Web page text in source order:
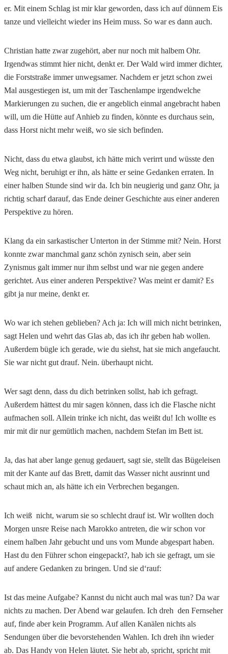
er. Mit einem Schlag ist mir klar geworden, dass ich auf dünnem Eis
tanze und vielleicht wieder ins Heim muss. So war es dann auch.
Christian hatte zwar zugehört, aber nur noch mit halbem Ohr.
Irgendwas stimmt hier nicht, denkt er. Der Wald wird immer dichter,
die Forststraße immer unwegsamer. Nachdem er jetzt schon zwei
Mal ausgestiegen ist, um mit der Taschenlampe irgendwelche
Markierungen zu suchen, die er angeblich einmal angebracht haben
will, um die Hütte auf Anhieb zu finden, könnte es durchaus sein,
dass Horst nicht mehr weiß, wo sie sich befinden.
Nicht, dass du etwa glaubst, ich hätte mich verirrt und wüsste den
Weg nicht, beruhigt er ihn, als hätte er seine Gedanken erraten. In
einer halben Stunde sind wir da. Ich bin neugierig und ganz Ohr, ja
richtig scharf darauf, das Ende deiner Geschichte aus einer anderen
Perspektive zu hören.
Klang da ein sarkastischer Unterton in der Stimme mit? Nein. Horst
konnte zwar manchmal ganz schön zynisch sein, aber sein
Zynismus galt immer nur ihm selbst und war nie gegen andere
gerichtet. Aus einer anderen Perspektive? Was meint er damit? Es
gibt ja nur meine, denkt er.
Wo war ich stehen geblieben? Ach ja: Ich will mich nicht betrinken,
sagt Helen und wehrt das Glas ab, das ich ihr geben hab wollen.
Außerdem bügle ich gerade, wie du siehst, hat sie mich angefaucht.
Sie war nicht gut drauf. Nein. überhaupt nicht.
Wer sagt denn, dass du dich betrinken sollst, hab ich gefragt.
Außerdem hättest du mir sagen können, dass ich die Flasche nicht
aufmachen soll. Allein trinke ich nicht, das weißt du! Ich wollte es
mir mit dir nur gemütlich machen, nachdem Stefan im Bett ist.
Ja, das hat aber lange genug gedauert, sagt sie, stellt das Bügeleisen
mit der Kante auf das Brett, damit das Wasser nicht ausrinnt und
schaut mich an, als hätte ich ein Verbrechen begangen.
Ich weiß nicht, warum sie so schlecht drauf ist. Wir wollten doch
Morgen unsre Reise nach Marokko antreten, die wir schon vor
einem halben Jahr gebucht und uns vom Munde abgespart haben.
Hast du den Führer schon eingepackt?, hab ich sie gefragt, um sie
auf andere Gedanken zu bringen. Und sie d‘rauf:
Ist das meine Aufgabe? Kannst du nicht auch mal was tun? Da war
nichts zu machen. Der Abend war gelaufen. Ich dreh den Fernseher
auf, finde aber kein Programm. Auf allen Kanälen nichts als
Sendungen über die bevorstehenden Wahlen. Ich dreh ihn wieder
ab. Das Handy von Helen läutet. Sie hebt ab, spricht, spricht mit